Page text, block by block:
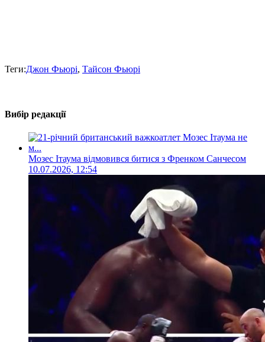
Теги:Джон Фьюрі, Тайсон Фьюрі
Вибір редакції
Мозес Ітаума відмовився битися з Френком Санчесом
10.07.2026, 12:54